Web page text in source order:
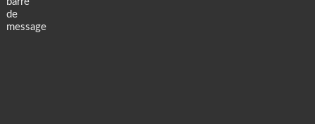
de
message